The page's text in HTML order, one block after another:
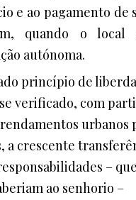
e ao pagamento de
quando o local
autónoma.
princípio de
verificado, com
urbanos
a crescente
–
ao senhorio –